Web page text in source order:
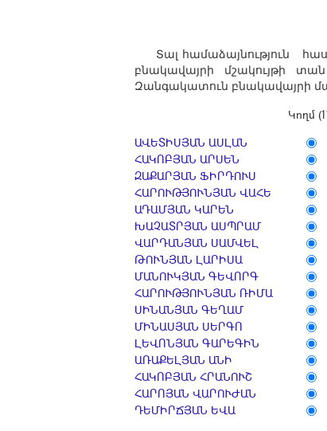
Տալ համաձայնություն
բնակավայրի մշակույթի
Զանգակատուն բնակավայրի
Կողմ
ԱՎԵՏԻՍՅԱՆ ԱՍԼԱՆ
ՀԱԿՈԲՅԱՆ ԱՐՍԵՆ
ԶԱՔԱՐՅԱՆ ՖԻՐԴՈՒՍ
ՀԱՐՈՒԹՅՈՒՆՅԱՆ ՎԱՀԵ
ԱԴԱՄՅԱՆ ԿԱՐԵՆ
ԽԱՉԱՏՐՅԱՆ ԱՍՊՐԱՄ
ՎԱՐԴԱՆՅԱՆ ՍԱՄՎԵԼ
ԹՈՒՆՅԱՆ ԼԱՐԻՍԱ
ՄԱՆՈՒԿՅԱՆ ԳԵՎՈՐԳ
ՀԱՐՈՒԹՅՈՒՆՅԱՆ ՌԻՄԱ
ՍԻՆԱՆՅԱՆ ԳԵՂԱՄ
ՄԻՆԱՍՅԱՆ ՍԵՐԳՈ
ԼԵՎՈՆՅԱՆ ԳԱՐԵԳԻՆ
ԱՌԱՔԵԼՅԱՆ ԱՆԻ
ՀԱԿՈԲՅԱՆ ՀՐԱՆՈՒՇ
ՀԱՐՈՅԱՆ ՎԱՐՈՒԺԱՆ
ԴԵՄԻՐՃՅԱՆ ԵՎԱ